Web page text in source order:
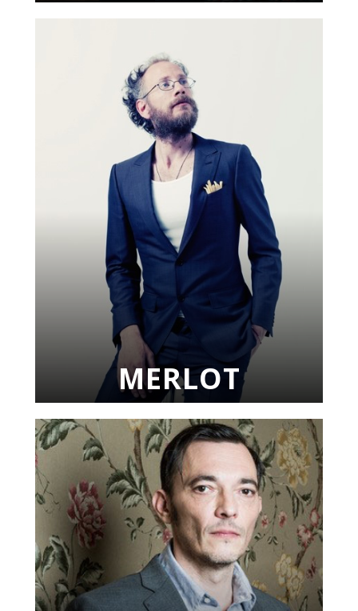
MERLOT